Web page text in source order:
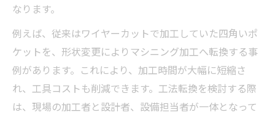
なります。
例えば、従来はワイヤーカットで加工していた四角いポ
ケットを、形状変更によりマシニング加工へ転換する事
例があります。これにより、加工時間が大幅に短縮さ
れ、工具コストも削減できます。工法転換を検討する際
は、現場の加工者と設計者、設備担当者が一体となって